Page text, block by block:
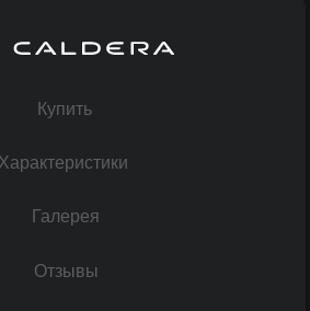
обслуживания
Характеристики
Купить
Отзывы
Галерея